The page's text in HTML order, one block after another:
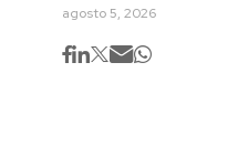
agosto 5, 2026